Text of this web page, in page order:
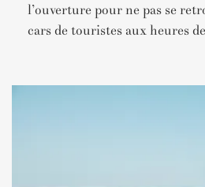
l’ouverture pour ne pas se
cars de touristes aux heures